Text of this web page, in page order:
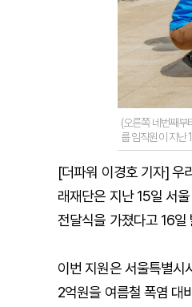
(오른쪽 네번째부
룹 임직원이 지난
[더파워 이경호 기자] 우
래재단은 지난 15일 서
전달식을 가졌다고 16일
이번 지원은 서울특별시
2억원을 여름철 폭염 대